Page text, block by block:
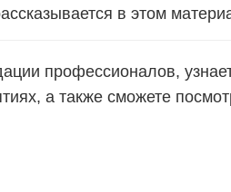
в этом
профессионалов,
а также сможете